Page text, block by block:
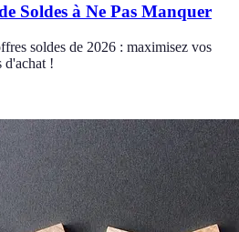
Soldes à Ne Pas Manquer
soldes de 2026 : maximisez vos
d'achat !